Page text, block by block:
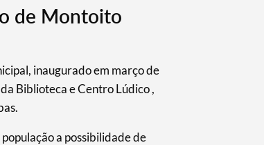
de Montoito
inaugurado em março de
Biblioteca e Centro Lúdico ,
a possibilidade de